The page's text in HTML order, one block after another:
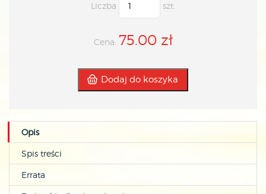
Liczba szt.
Cena: 75.00 zł
Dodaj do koszyka
Opis
Spis treści
Errata